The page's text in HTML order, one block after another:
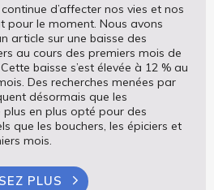
d’affecter nos vies et nos
pour le moment. Nous avons
article sur une baisse des
au cours des premiers mois de
baisse s’est élevée à 12 % au
Des recherches menées par
désormais que les
en plus opté pour des
que les bouchers, les épiciers et
mois.
PLUS